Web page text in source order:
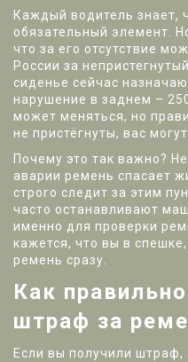
Каждый водитель знает,
обязательный элемент.
что за его отсутствие
России за
сиденье сейчас
нарушение в заднем –
может меняться, но
не пристёгнуты, вас
Почему это так важно?
аварии ремень спасает
строго следит за этим
часто останавливают
именно для проверки
кажется, что вы в
ремень сразу.
Как
штраф за
Если вы получили штраф,